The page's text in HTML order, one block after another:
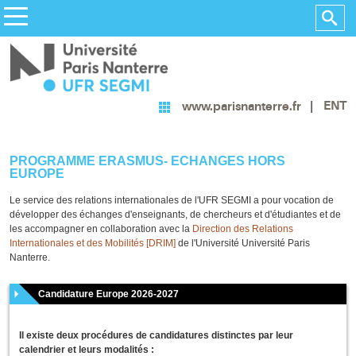
www.parisnanterre.fr ENT
PROGRAMME ERASMUS- ECHANGES HORS
EUROPE
Le service des relations internationales de l'UFR SEGMI a pour vocation de
développer des échanges d'enseignants, de chercheurs et d'étudiantes et de
les accompagner en collaboration avec la Direction des Relations
Internationales et des Mobilités [DRIM] de l'Université Université Paris
Nanterre.
Candidature Europe 2026-2027
Il existe deux procédures de candidatures distinctes par leur
calendrier et leurs modalités :